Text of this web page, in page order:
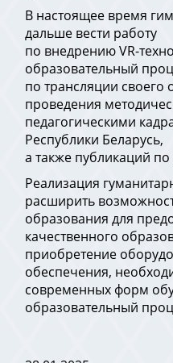
В настоящее время
дальше вести работу
по внедрению VR-
образовательный
по трансляции своего
проведения
педагогическими
Республики Беларусь,
а также публикаций
Реализация
расширить
образования для
качественного
приобретение
обеспечения,
современных форм
образовательный